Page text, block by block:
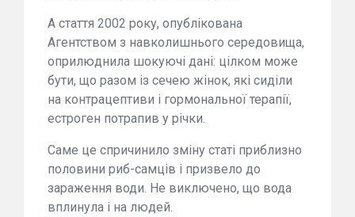
А стаття 2002 року, опублікована
Агентством з навколишнього середовища,
оприлюднила шокуючі дані: цілком може
бути, що разом із сечею жінок, які сиділи
на контрацептиви і гормональної терапії,
естроген потрапив у річки.
Саме це спричинило зміну статі приблизно
половини риб-самців і призвело до
зараження води. Не виключено, що вода
вплинула і на людей.